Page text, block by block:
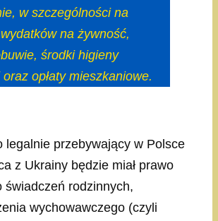
w szczególności na
na żywność,
środki higieny
opłaty mieszkaniowe.
legalnie przebywający w Polsce
z Ukrainy będzie miał prawo
świadczeń rodzinnych,
wychowawczego (czyli